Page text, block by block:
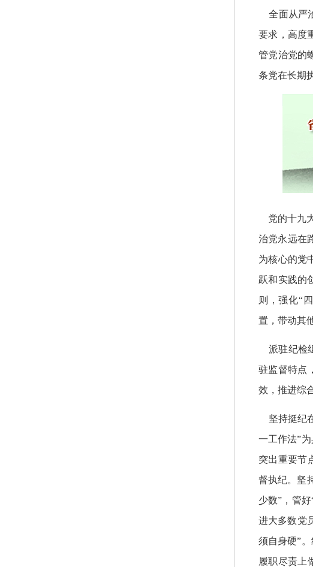
全面从严
要求，高度
管党治党的
条党在长期
党的十九
治党永远在
为核心的党
跃和实践的
则，强化“
置，带动其
派驻纪检
驻监督特点
效，推进综
坚持挺纪
一工作法”
突出重要节
督执纪。坚
少数”，管
进大多数党
须自身硬”
履职尽责上